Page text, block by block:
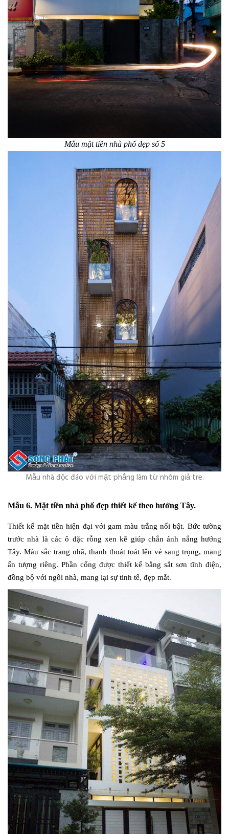
Mẫu mặt tiền nhà phố đẹp số 5
Mẫu nhà độc đáo với mặt phẳng làm từ nhôm giả tre.
Mẫu 6. Mặt tiền nhà phố đẹp thiết kế theo hướng Tây.
Thiết kế mặt tiền hiện đại với gam màu trắng nổi bật. Bức tường
trước nhà là các ô đặc rỗng xen kẽ giúp chắn ánh nắng hướng
Tây. Màu sắc trang nhã, thanh thoát toát lên vẻ sang trọng, mang
ấn tượng riêng. Phần cổng được thiết kế bằng sắt sơn tĩnh điện,
đồng bộ với ngôi nhà, mang lại sự tinh tế, đẹp mắt.